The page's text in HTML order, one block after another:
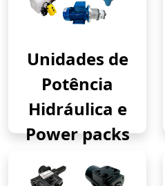
Unidades de
Potência
Hidráulica e
Power packs